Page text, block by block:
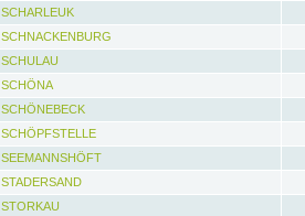
SCHARLEUK
SCHNACKENBURG
SCHULAU
SCHÖNA
SCHÖNEBECK
SCHÖPFSTELLE
SEEMANNSHÖFT
STADERSAND
STORKAU